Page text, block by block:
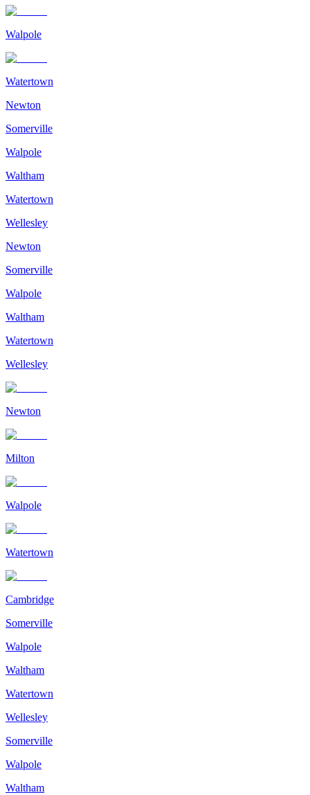
Walpole
Watertown
Newton
Somerville
Walpole
Waltham
Watertown
Wellesley
Newton
Somerville
Walpole
Waltham
Watertown
Wellesley
Newton
Milton
Walpole
Watertown
Cambridge
Somerville
Walpole
Waltham
Watertown
Wellesley
Somerville
Walpole
Waltham